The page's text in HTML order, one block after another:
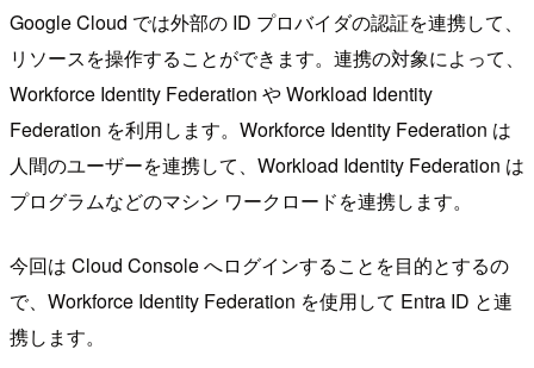
Google Cloud では外部の ID プロバイダの認証を連携して、
リソースを操作することができます。連携の対象によって、
Workforce Identity Federation や Workload Identity
Federation を利用します。Workforce Identity Federation は
人間のユーザーを連携して、Workload Identity Federation は
プログラムなどのマシン ワークロードを連携します。
今回は Cloud Console へログインすることを目的とするの
で、Workforce Identity Federation を使用して Entra ID と連
携します。